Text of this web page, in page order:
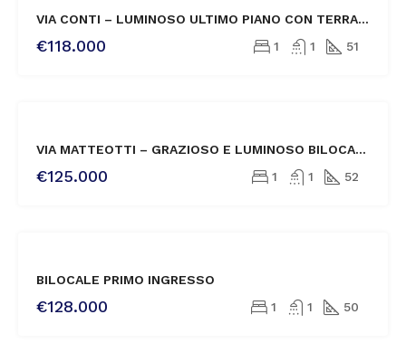
NOVITÀ VIA CONTI – LUMINOSO ULTIMO PIANO CON TERRAZZA ABITABILE
€118.000 1 1 51
VIA MATTEOTTI – GRAZIOSO E LUMINOSO BILOCALE ULTIMO PIANO
€125.000 1 1 52
BILOCALE PRIMO INGRESSO
€128.000 1 1 50